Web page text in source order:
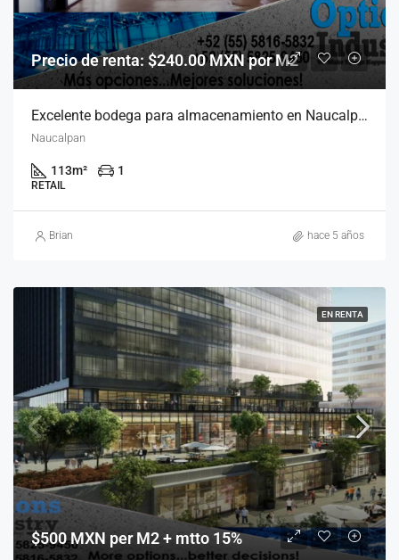
Precio de renta: $240.00 MXN por M2
Excelente bodega para almacenamiento en Naucalpan
Naucalpan
113m² 1
RETAIL
Brian hace 5 años
EN RENTA
$500 MXN per M2 + mtto 15%